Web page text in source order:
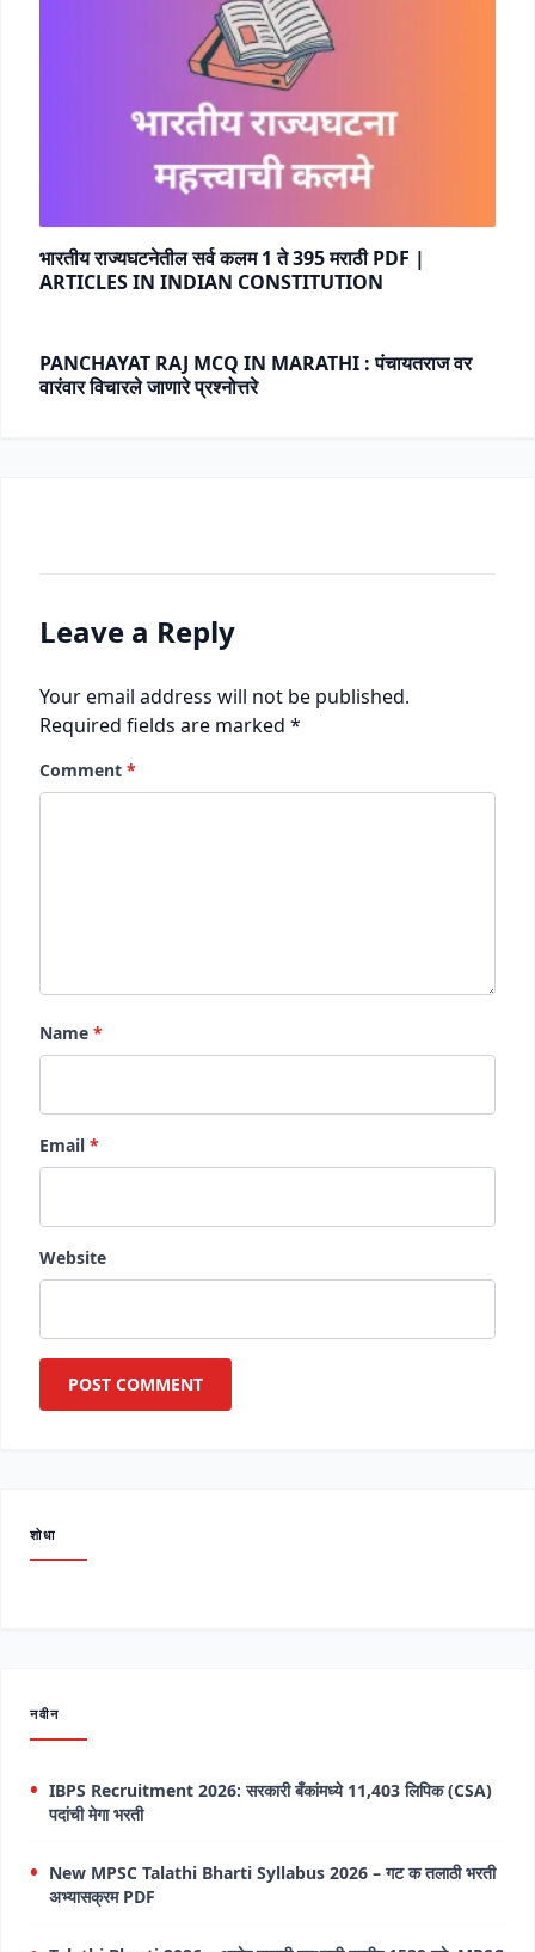
भारतीय राज्यघटनेतील सर्व कलम 1 ते 395 मराठी PDF |
ARTICLES IN INDIAN CONSTITUTION
PANCHAYAT RAJ MCQ IN MARATHI : पंचायतराज वर
वारंवार विचारले जाणारे प्रश्नोत्तरे
Leave a Reply
Your email address will not be published.
Required fields are marked *
Comment *
Name *
Email *
Website
शोधा
नवीन
IBPS Recruitment 2026: सरकारी बँकांमध्ये 11,403 लिपिक (CSA)
पदांची मेगा भरती
New MPSC Talathi Bharti Syllabus 2026 – गट क तलाठी भरती
अभ्यासक्रम PDF